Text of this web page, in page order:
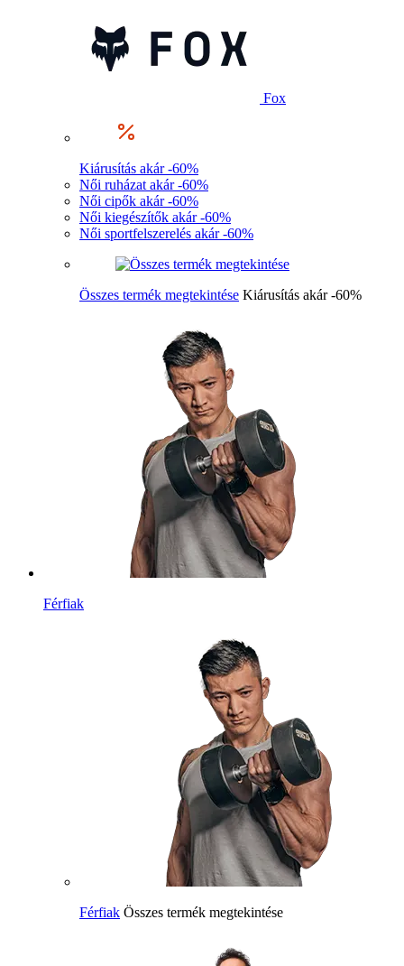
Fox
Kiárusítás akár -60%
Női ruházat akár -60%
Női cipők akár -60%
Női kiegészítők akár -60%
Női sportfelszerelés akár -60%
Összes termék megtekintése Kiárusítás akár -60%
Férfiak
Férfiak Összes termék megtekintése